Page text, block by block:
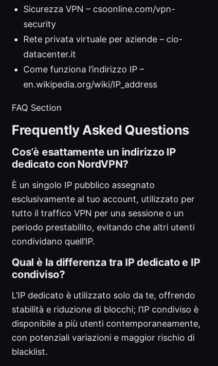
Sicurezza VPN – csoonline.com/vpn-
security
Rete privata virtuale per aziende – cio-
datacenter.it
Come funziona l’indirizzo IP –
en.wikipedia.org/wiki/IP_address
FAQ Section
Frequently Asked Questions
Cos’è esattamente un indirizzo IP
dedicato con NordVPN?
È un singolo IP pubblico assegnato
esclusivamente al tuo account, utilizzato per
tutto il traffico VPN per una sessione o un
periodo prestabilito, evitando che altri utenti
condividano quell’IP.
Qual è la differenza tra IP dedicato e IP
condiviso?
L’IP dedicato è utilizzato solo da te, offrendo
stabilità e riduzione di blocchi; l’IP condiviso è
disponibile a più utenti contemporaneamente,
con potenziali variazioni e maggior rischio di
blacklist.